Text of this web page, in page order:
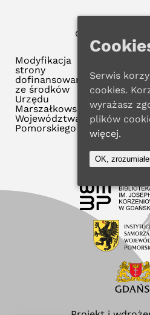
© 2022 WMBP
Polityka
Modyfikacja
strony
dofinansowana
ze środków
Urzędu
Marszałkowskiego
Województwa
Pomorskiego
Serwis
cookies.
wyrażasz
plików
więcej.
OK,